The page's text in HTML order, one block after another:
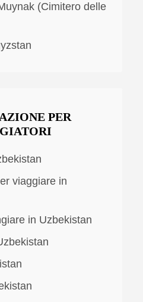
(Cimitero delle
PER
viaggiare in
in Uzbekistan